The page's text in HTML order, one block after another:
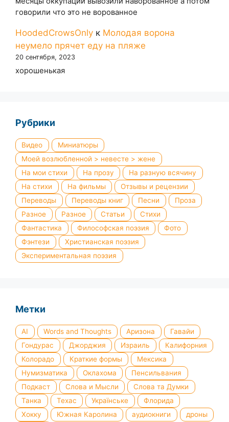
говорили что это не ворованное
HoodedCrowsOnly к Молодая ворона
неумело прячет еду на пляже
20 сентября, 2023
хорошенькая
Рубрики
Видео
Миниатюры
Моей возлюбленной > невесте > жене
На мои стихи
На прозу
На разную всячину
На стихи
На фильмы
Отзывы и рецензии
Переводы
Переводы книг Песни
Проза
Разное
Разное Статьи
Стихи
Фантастика
Философская поэзия
Фото
Фэнтези
Христианская поэзия
Экспериментальная поэзия
Метки
AI Words and Thoughts Аризона
Гавайи
Гондурас
Джорджия Израиль
Калифорния
Колорадо
Краткие формы
Мексика
Нумизматика
Оклахома
Пенсильвания
Подкаст
Слова и Мысли
Слова та Думки
Танка
Техас Українське
Флорида
Хокку
Южная Каролина аудиокниги
дроны